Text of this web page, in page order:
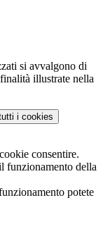
si avvalgono di
illustrate nella
i cookies
consentire.
funzionamento della
potete